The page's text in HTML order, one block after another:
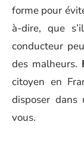
forme pour
à-dire, que
conducteur
des malheurs.
citoyen en
disposer dans
vous.